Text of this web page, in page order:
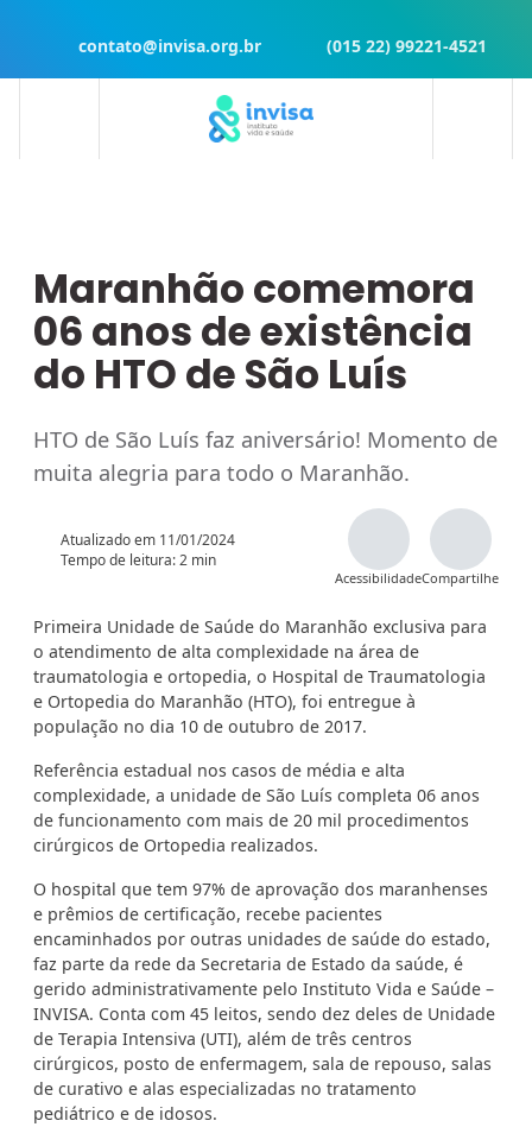
contato@invisa.org.br (015 22) 99221-4521
Maranhão comemora
06 anos de existência
do HTO de São Luís
HTO de São Luís faz aniversário! Momento de
muita alegria para todo o Maranhão.
Atualizado em 11/01/2024
Tempo de leitura: 2 min
AcessibilidadeCompartilhe
Primeira Unidade de Saúde do Maranhão exclusiva para
o atendimento de alta complexidade na área de
traumatologia e ortopedia, o Hospital de Traumatologia
e Ortopedia do Maranhão (HTO), foi entregue à
população no dia 10 de outubro de 2017.
Referência estadual nos casos de média e alta
complexidade, a unidade de São Luís completa 06 anos
de funcionamento com mais de 20 mil procedimentos
cirúrgicos de Ortopedia realizados.
O hospital que tem 97% de aprovação dos maranhenses
e prêmios de certificação, recebe pacientes
encaminhados por outras unidades de saúde do estado,
faz parte da rede da Secretaria de Estado da saúde, é
gerido administrativamente pelo Instituto Vida e Saúde –
INVISA. Conta com 45 leitos, sendo dez deles de Unidade
de Terapia Intensiva (UTI), além de três centros
cirúrgicos, posto de enfermagem, sala de repouso, salas
de curativo e alas especializadas no tratamento
pediátrico e de idosos.